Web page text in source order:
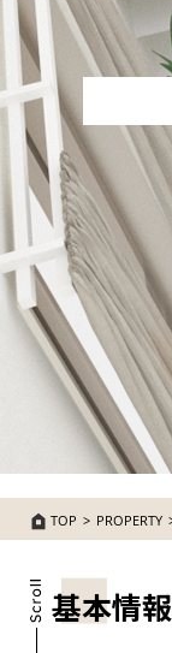
TOP PROPERTY
基本情報